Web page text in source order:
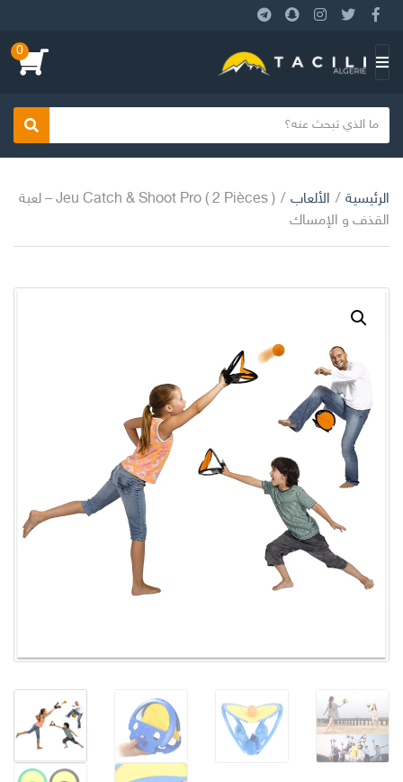
س
ص
ا
بحث
0
الرئيسية / الألعاب /
Jeu Catch & Shoot Pro ( 2 Pièces ) – لعبة
القذف و الإمساك